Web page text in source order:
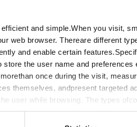
and simple.When you visit,
web browser. Thereare different
and enable certain
the user name and preferences
once during the visit,
themselves, andpresent targeted
user while browsing. The types
they serve.
come una deroga accordata
che riteneva non
giudizio, in autotutela e
bancarie del contribuente con
elementi, ma solo basandosi
e già oggetto di rettifica